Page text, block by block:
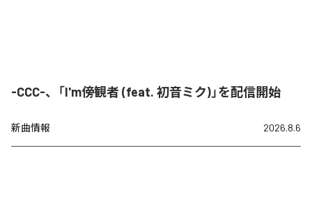
-CCC-、「I'm傍観者 (feat. 初音ミク)」を配信開始
新曲情報 2026.8.6